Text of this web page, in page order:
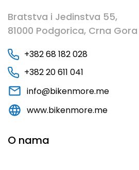
Bratstva i Jedinstva 55,
81000 Podgorica, Crna Gora
+382 68 182 028
+382 20 611 041
info@bikenmore.me
www.bikenmore.me
O nama